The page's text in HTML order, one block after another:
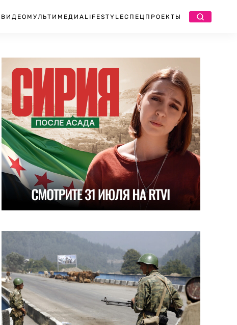
ВИДЕО МУЛЬТИМЕДИА LIFESTYLEСПЕЦПРОЕКТЫ